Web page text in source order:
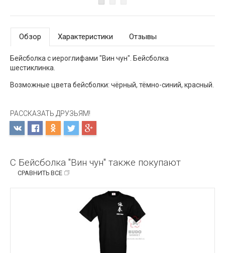
Обзор Характеристики Отзывы
Бейсболка с иероглифами "Вин чун". Бейсболка
шестиклинка.
Возможные цвета бейсболки: чёрный, тёмно-синий, красный.
РАССКАЗАТЬ ДРУЗЬЯМ!
С Бейсболка "Вин чун" также покупают
СРАВНИТЬ ВСЕ